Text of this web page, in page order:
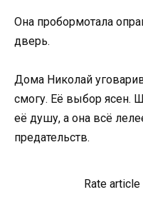
Она пробормотала
дверь.
Дома Николай
смогу. Её выбор ясен.
её душу, а она всё
предательств.
Rate article